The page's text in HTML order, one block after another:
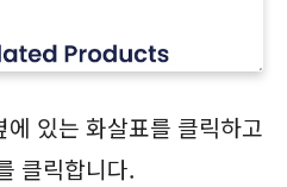
있는 화살표를 클릭하고
클릭합니다.